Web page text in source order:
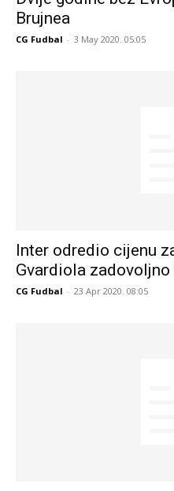
Brujnea
CG Fudbal - 3 May 2020. 05:05
Inter odredio cijenu
Gvardiola zadovoljno
CG Fudbal - 23 Apr 2020. 08:05